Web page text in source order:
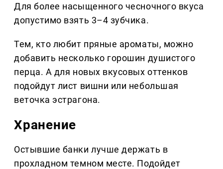
Для более насыщенного чесночного вкуса
допустимо взять 3–4 зубчика.
Тем, кто любит пряные ароматы, можно
добавить несколько горошин душистого
перца. А для новых вкусовых оттенков
подойдут лист вишни или небольшая
веточка эстрагона.
Хранение
Остывшие банки лучше держать в
прохладном темном месте. Подойдет